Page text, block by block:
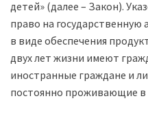
детей» (далее – Закон).
право на
в виде обеспечения
двух лет жизни имеют
иностранные граждане и
постоянно проживающие в